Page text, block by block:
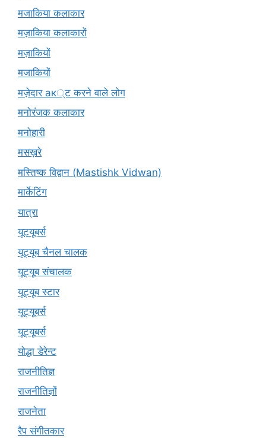
मजाकिया कलाकार
मज़ाकिया कलाकारों
मज़ाकियों
मजाकियों
मज़ेदार ак्ट करने वाले लोग
मनोरंजक कलाकार
मनोहारी
मसख़रे
मस्तिष्क विद्वान (Mastishk Vidwan)
मार्केटिंग
यात्रा
यूटयूबर्स
यूट्यूब चैनल चालक
यूट्यूब संचालक
यूट्यूब स्टार
यूट्यूबर्स
यूट्‍यूबर्स
योद्धा डेरेन्ट
राजनीतिज्ञ
राजनीतिज्ञों
राजनेता
रैप संगीतकार